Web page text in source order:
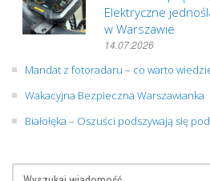
Elektryczne
w Warszawie
14.07.2026
Mandat z fotoradaru – co warto
Wakacyjna Bezpieczna Warszawianka
Białołęka – Oszuści podszywają się